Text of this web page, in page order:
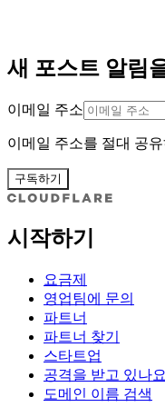
새 포스트 알림
이메일 주소
이메일 주소를 절대 공
구독하기
시작하기
요금제
영업팀에 문의
파트너
파트너 찾기
스타트업
공격을 받고 있나
도메인 이름 검색